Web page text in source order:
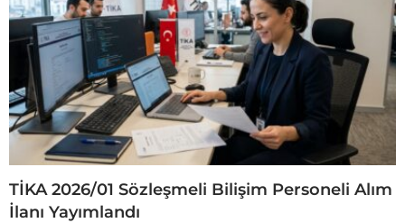
TİKA 2026/01 Sözleşmeli Bilişim Personeli Alım
İlanı Yayımlandı